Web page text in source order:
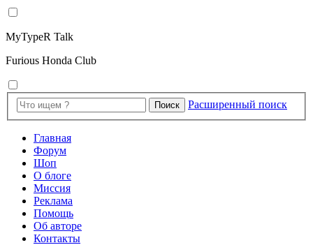
MyTypeR Talk
Furious Honda Club
Поиск Расширенный поиск
Главная
Форум
Шоп
О блоге
Миссия
Реклама
Помощь
Об авторе
Контакты